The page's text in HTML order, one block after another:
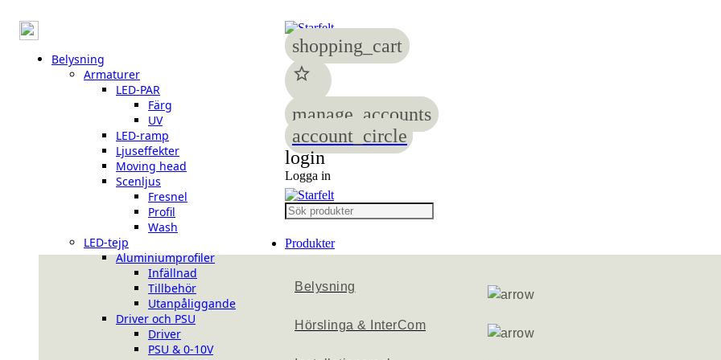
Belysning
Armaturer
LED-PAR
Färg
UV
LED-ramp
Ljuseffekter
Moving head
Scenljus
Fresnel
Profil
Wash
LED-tejp
Aluminiumprofiler
Infällnad
Tillbehör
Utanpåliggande
Driver och PSU
Driver
PSU & 0-10V
shopping_cart
star
manage_accounts
account_circle
login
Logga in
Produkter
Belysning
Hörslinga & InterCom